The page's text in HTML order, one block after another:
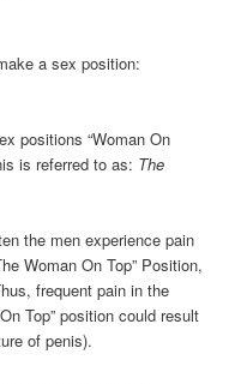
a sex position:
positions “Woman On
is referred to as: The
the men experience pain
Woman On Top” Position,
frequent pain in the
Top” position could result
of penis).